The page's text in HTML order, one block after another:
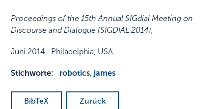
Proceedings of the 15th Annual SIGdial Meeting on
Discourse and Dialogue (SIGDIAL 2014),
Juni 2014 · Philadelphia, USA
Stichworte: robotics, james
BibTeX Zurück